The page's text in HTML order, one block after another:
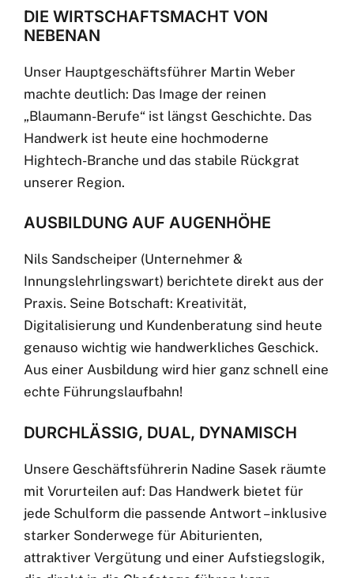
DIE WIRTSCHAFTSMACHT VON
NEBENAN
Unser Hauptgeschäftsführer Martin Weber
machte deutlich: Das Image der reinen
„Blaumann-Berufe“ ist längst Geschichte. Das
Handwerk ist heute eine hochmoderne
Hightech-Branche und das stabile Rückgrat
unserer Region.
AUSBILDUNG AUF AUGENHÖHE
Nils Sandscheiper (Unternehmer &
Innungslehrlingswart) berichtete direkt aus der
Praxis. Seine Botschaft: Kreativität,
Digitalisierung und Kundenberatung sind heute
genauso wichtig wie handwerkliches Geschick.
Aus einer Ausbildung wird hier ganz schnell eine
echte Führungslaufbahn!
DURCHLÄSSIG, DUAL, DYNAMISCH
Unsere Geschäftsführerin Nadine Sasek räumte
mit Vorurteilen auf: Das Handwerk bietet für
jede Schulform die passende Antwort – inklusive
starker Sonderwege für Abiturienten,
attraktiver Vergütung und einer Aufstiegslogik,